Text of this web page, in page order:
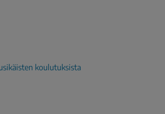
koulutuksista